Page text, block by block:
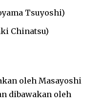
Tsuyoshi)
Chinatsu)
oleh Masayoshi
dibawakan oleh